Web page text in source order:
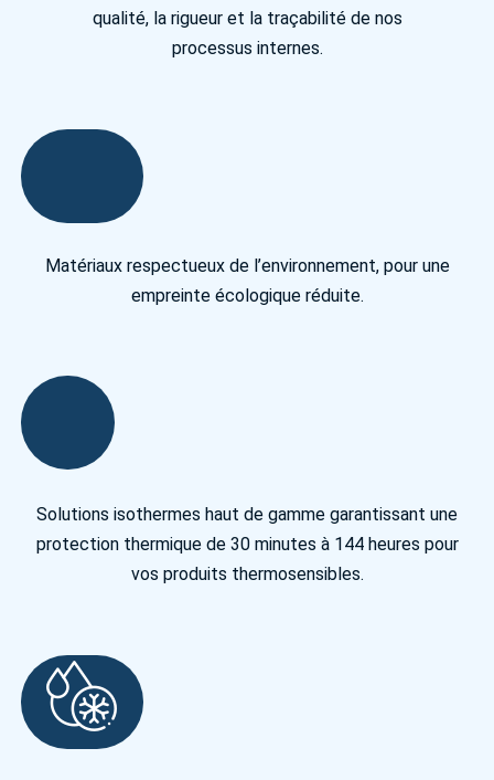
qualité, la rigueur et la traçabilité de nos
processus internes.
Matériaux respectueux de l’environnement, pour une
empreinte écologique réduite.
Solutions isothermes haut de gamme garantissant une
protection thermique de 30 minutes à 144 heures pour
vos produits thermosensibles.